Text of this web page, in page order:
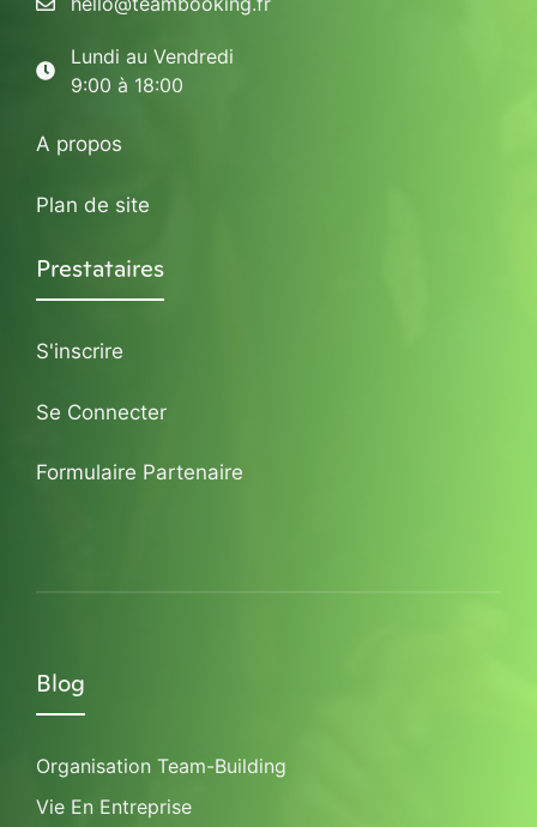
Lundi au Vendredi
9:00 à 18:00
A propos
Plan de site
Prestataires
S'inscrire
Se Connecter
Formulaire Partenaire
Blog
Organisation Team-Building
Vie En Entreprise